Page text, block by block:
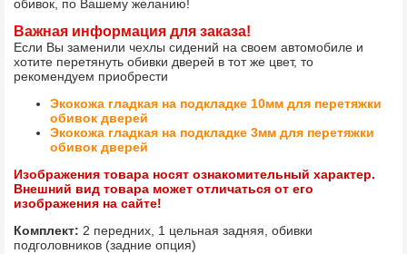
обивок, по Вашему желанию!
Важная информация для заказа!
Если Вы заменили чехлы сидений на своем автомобиле и
хотите перетянуть обивки дверей в тот же цвет, то
рекомендуем приобрести
Экокожа гладкая на подкладке 10мм для перетяжки
обивок дверей
Экокожа гладкая на подкладке 3мм для перетяжки
обивок дверей
Изображения товара носят ознакомительный характер.
Внешний вид товара может отличаться от его
изображения на сайте!
Комплект: 2 передних, 1 цельная задняя, обивки
подголовников (задние опция)